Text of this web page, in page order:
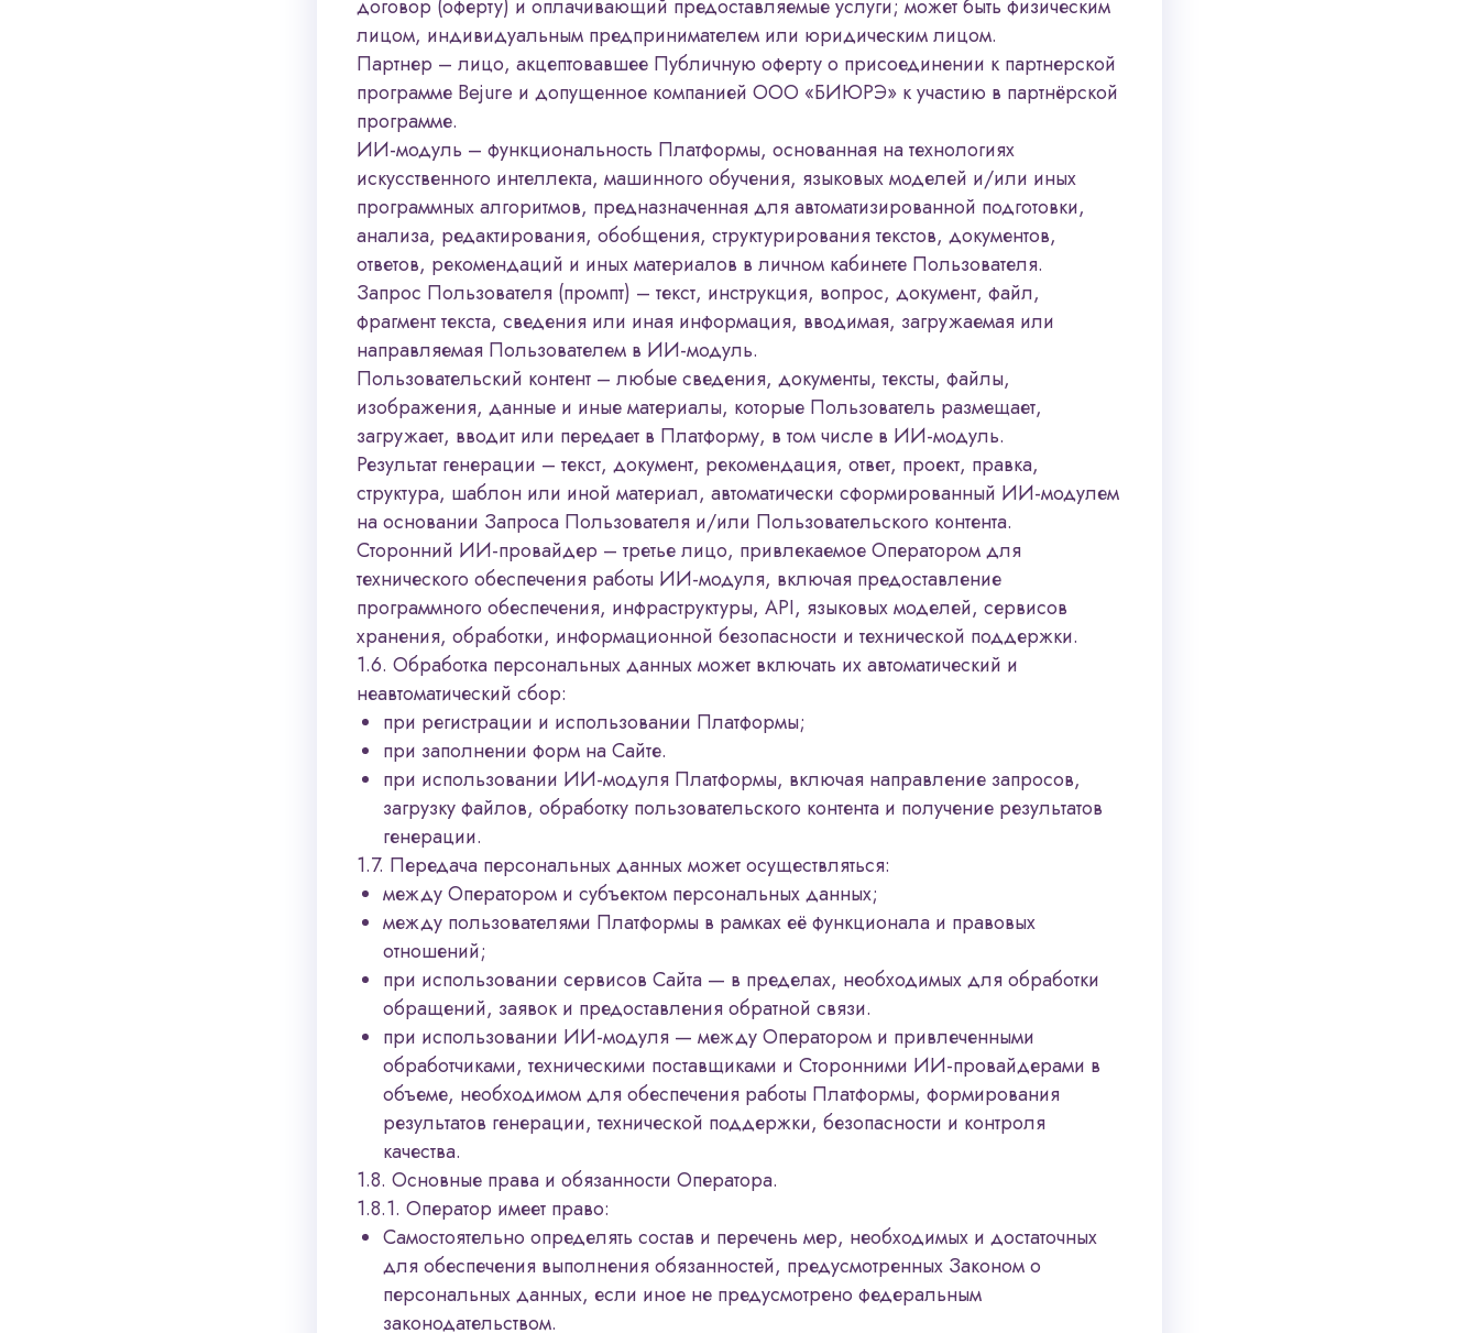
договор (оферту) и оплачивающий предоставляемые услуги; может быть физическим
лицом, индивидуальным предпринимателем или юридическим лицом.
Партнер – лицо, акцептовавшее Публичную оферту о присоединении к партнерской
программе Bejure и допущенное компанией ООО «БИЮРЭ» к участию в партнёрской
программе.
ИИ-модуль – функциональность Платформы, основанная на технологиях
искусственного интеллекта, машинного обучения, языковых моделей и/или иных
программных алгоритмов, предназначенная для автоматизированной подготовки,
анализа, редактирования, обобщения, структурирования текстов, документов,
ответов, рекомендаций и иных материалов в личном кабинете Пользователя.
Запрос Пользователя (промпт) – текст, инструкция, вопрос, документ, файл,
фрагмент текста, сведения или иная информация, вводимая, загружаемая или
направляемая Пользователем в ИИ-модуль.
Пользовательский контент – любые сведения, документы, тексты, файлы,
изображения, данные и иные материалы, которые Пользователь размещает,
загружает, вводит или передает в Платформу, в том числе в ИИ-модуль.
Результат генерации – текст, документ, рекомендация, ответ, проект, правка,
структура, шаблон или иной материал, автоматически сформированный ИИ-модулем
на основании Запроса Пользователя и/или Пользовательского контента.
Сторонний ИИ-провайдер – третье лицо, привлекаемое Оператором для
технического обеспечения работы ИИ-модуля, включая предоставление
программного обеспечения, инфраструктуры, API, языковых моделей, сервисов
хранения, обработки, информационной безопасности и технической поддержки.
1.6. Обработка персональных данных может включать их автоматический и
неавтоматический сбор:
при регистрации и использовании Платформы;
при заполнении форм на Сайте.
при использовании ИИ-модуля Платформы, включая направление запросов,
загрузку файлов, обработку пользовательского контента и получение результатов
генерации.
1.7. Передача персональных данных может осуществляться:
между Оператором и субъектом персональных данных;
между пользователями Платформы в рамках её функционала и правовых
отношений;
при использовании сервисов Сайта — в пределах, необходимых для обработки
обращений, заявок и предоставления обратной связи.
при использовании ИИ-модуля — между Оператором и привлеченными
обработчиками, техническими поставщиками и Сторонними ИИ-провайдерами в
объеме, необходимом для обеспечения работы Платформы, формирования
результатов генерации, технической поддержки, безопасности и контроля
качества.
1.8. Основные права и обязанности Оператора.
1.8.1. Оператор имеет право:
Самостоятельно определять состав и перечень мер, необходимых и достаточных
для обеспечения выполнения обязанностей, предусмотренных Законом о
персональных данных, если иное не предусмотрено федеральным
законодательством.